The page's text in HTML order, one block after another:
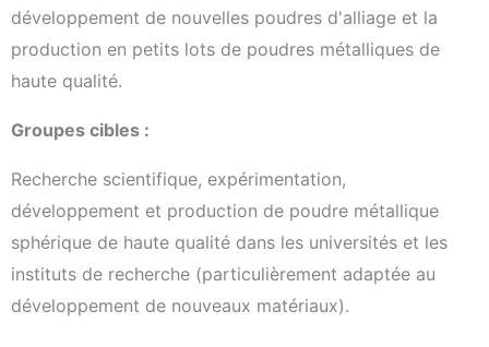
développement de nouvelles poudres d'alliage et la
production en petits lots de poudres métalliques de
haute qualité.
Groupes cibles :
Recherche scientifique, expérimentation,
développement et production de poudre métallique
sphérique de haute qualité dans les universités et les
instituts de recherche (particulièrement adaptée au
développement de nouveaux matériaux).